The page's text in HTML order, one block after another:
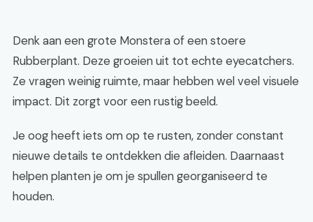
Denk aan een grote Monstera of een stoere
Rubberplant. Deze groeien uit tot echte eyecatchers.
Ze vragen weinig ruimte, maar hebben wel veel visuele
impact. Dit zorgt voor een rustig beeld.
Je oog heeft iets om op te rusten, zonder constant
nieuwe details te ontdekken die afleiden. Daarnaast
helpen planten je om je spullen georganiseerd te
houden.